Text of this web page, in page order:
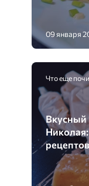
09 января
Что еще
Вкусный